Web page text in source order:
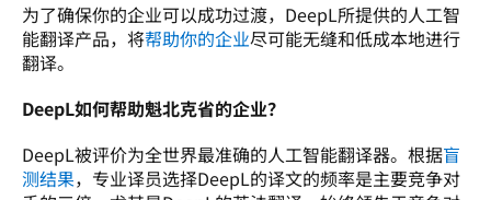
为了确保你的企业可以成功过渡，DeepL所提供的人工智
能翻译产品，将帮助你的企业尽可能无缝和低成本地进行
翻译。
DeepL如何帮助魁北克省的企业？
DeepL被评价为全世界最准确的人工智能翻译器。根据盲
测结果，专业译员选择DeepL的译文的频率是主要竞争对